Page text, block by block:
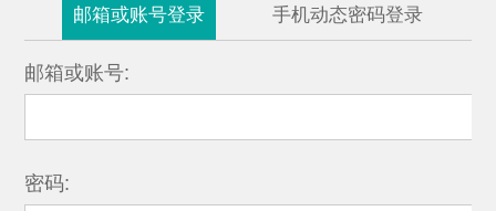
邮箱或账号登录 手机动态密码登录
邮箱或账号:
密码: